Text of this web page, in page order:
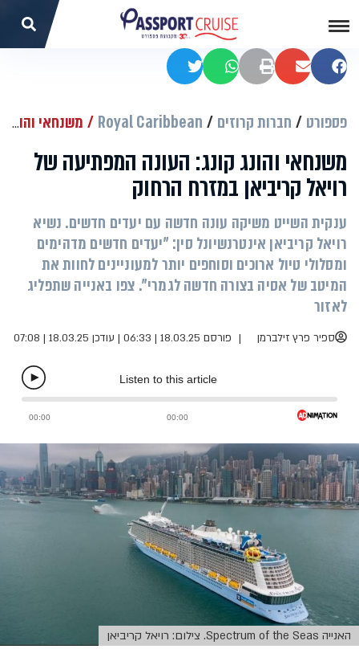
שתפו בפייסבוק
שתפו במיילהדפסהשתפו בוואטסאפשתפו בטוויטר
פספורט חברות קרוזים Royal Caribbean משנחאי והונג קונג: העונה המפתיעה של רויאל קריביאן במזרח הרחוק
משנחאי והונג קונג: העונה המפתיעה של
רויאל קריביאן במזרח הרחוק
ענקית השייט משיקה עונה חדשה עם יעדים חדשים. נשיא
רויאל קריביאן אינטרנשיונל סין: "יעדים חדשים מדהימים
ומסלולי טיול ארוכים וסוחפים יותר למעוניינים לחוות את
המיטב של אסיה בצורה חדשה לגמרי". צפו באנייה שתפליג
לאזור
ספיר פרץ זילברמן פורסם 18.03.25 | 06:33 | עודכן 18.03.25 | 07:08
האנייה Spectrum of the Seas. צילום: רויאל קריביאן